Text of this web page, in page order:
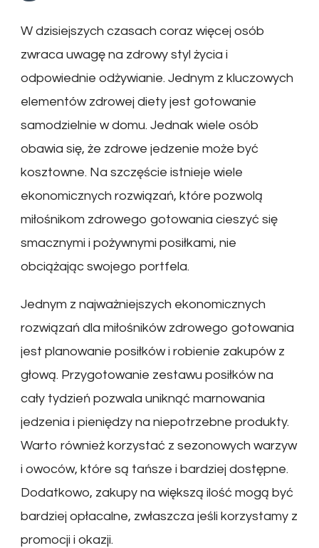
W dzisiejszych czasach coraz więcej osób
zwraca uwagę na zdrowy styl życia i
odpowiednie odżywianie. Jednym z kluczowych
elementów zdrowej diety jest gotowanie
samodzielnie w domu. Jednak wiele osób
obawia się, że zdrowe jedzenie może być
kosztowne. Na szczęście istnieje wiele
ekonomicznych rozwiązań, które pozwolą
miłośnikom zdrowego gotowania cieszyć się
smacznymi i pożywnymi posiłkami, nie
obciążając swojego portfela.
Jednym z najważniejszych ekonomicznych
rozwiązań dla miłośników zdrowego gotowania
jest planowanie posiłków i robienie zakupów z
głową. Przygotowanie zestawu posiłków na
cały tydzień pozwala uniknąć marnowania
jedzenia i pieniędzy na niepotrzebne produkty.
Warto również korzystać z sezonowych warzyw
i owoców, które są tańsze i bardziej dostępne.
Dodatkowo, zakupy na większą ilość mogą być
bardziej opłacalne, zwłaszcza jeśli korzystamy z
promocji i okazji.